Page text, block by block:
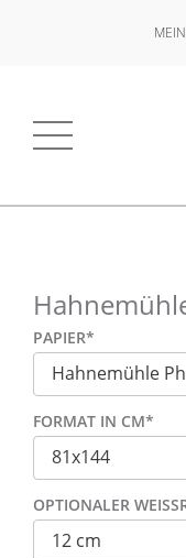
PAPIER*
FORMAT IN CM*
OPTIONALER